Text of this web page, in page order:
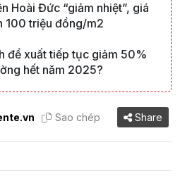
Hoài Đức “giảm nhiệt”, giá
100 triệu đồng/m2
đề xuất tiếp tục giảm 50%
hết năm 2025?
Sao chép Share